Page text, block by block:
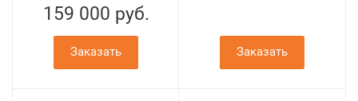
159 000 руб.
Заказать Заказать